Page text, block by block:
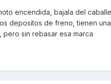
encendida, bajala del
depositos de freno, tienen
sin rebasar esa marca